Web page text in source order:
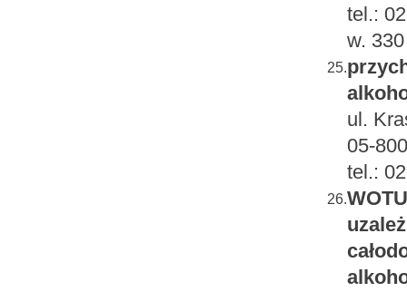
tel.:
w. 330
25.
ul.
05-
tel.:
26.